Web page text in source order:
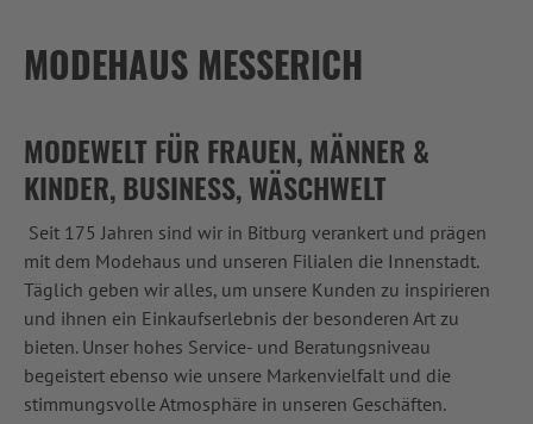
MODEHAUS MESSERICH
MODEWELT FÜR FRAUEN, MÄNNER &
KINDER, BUSINESS, WÄSCHWELT
Seit 175 Jahren sind wir in Bitburg verankert und prägen
mit dem Modehaus und unseren Filialen die Innenstadt.
Täglich geben wir alles, um unsere Kunden zu inspirieren
und ihnen ein Einkaufserlebnis der besonderen Art zu
bieten. Unser hohes Service- und Beratungsniveau
begeistert ebenso wie unsere Markenvielfalt und die
stimmungsvolle Atmosphäre in unseren Geschäften.